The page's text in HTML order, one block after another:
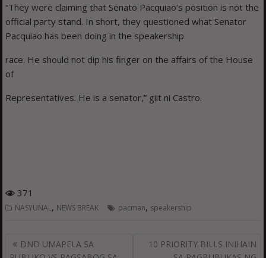
“They were claiming that Senato Pacquiao’s position is not the
official party stand. In short, they questioned what Senator
Pacquiao has been doing in the speakership
race. He should not dip his finger on the affairs of the House
of
Representatives. He is a senator,” giit ni Castro.
371
NASYUNAL, NEWS BREAK pacman, speakership
Post
DND UMAPELA SA
10 PRIORITY BILLS INIHAIN